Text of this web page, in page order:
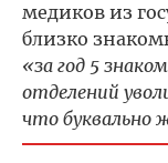
медиков из
близко
«за год 5
отделений
что буквально